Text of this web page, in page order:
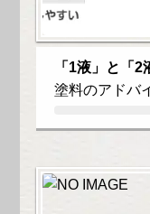
「1液」と「
塗料のアドバ